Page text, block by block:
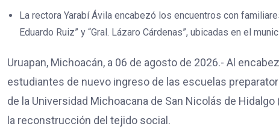
La rectora Yarabí Ávila encabezó los encuentros con
Eduardo Ruiz” y “Gral. Lázaro Cárdenas”, ubicadas en el
Uruapan, Michoacán, a 06 de agosto de 2026.- Al
estudiantes de nuevo ingreso de las escuelas
de la Universidad Michoacana de San Nicolás de
la reconstrucción del tejido social.